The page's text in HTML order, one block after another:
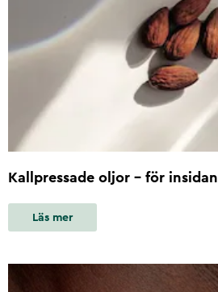
Kallpressade oljor – för insidan
Läs mer